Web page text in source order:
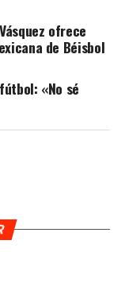
ofrece
de Béisbol
«No sé